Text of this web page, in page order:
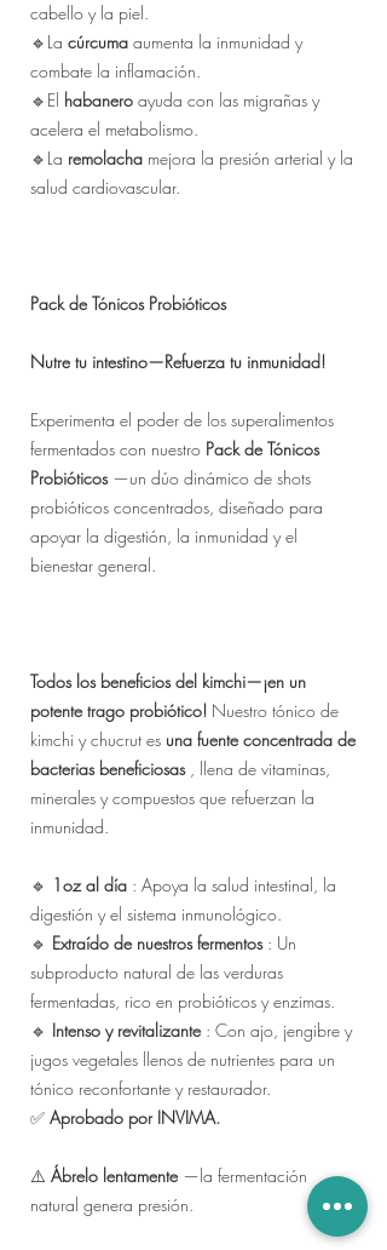
cabello y la piel.
🔹La cúrcuma aumenta la inmunidad y
combate la inflamación.
🔹El habanero ayuda con las migrañas y
acelera el metabolismo.
🔹La remolacha mejora la presión arterial y la
salud cardiovascular.
Pack de Tónicos Probióticos
Nutre tu intestino—Refuerza tu inmunidad!
Experimenta el poder de los superalimentos
fermentados con nuestro Pack de Tónicos
Probióticos—un dúo dinámico de shots
probióticos concentrados, diseñado para
apoyar la digestión, la inmunidad y el
bienestar general.
Todos los beneficios del kimchi—¡en un
potente trago probiótico! Nuestro tónico de
kimchi y chucrut es una fuente concentrada de
bacterias beneficiosas, llena de vitaminas,
minerales y compuestos que refuerzan la
inmunidad.
🔹 1oz al día : Apoya la salud intestinal, la
digestión y el sistema inmunológico.
🔹 Extraído de nuestros fermentos: Un
subproducto natural de las verduras
fermentadas, rico en probióticos y enzimas.
🔹 Intenso y revitalizante: Con ajo, jengibre y
jugos vegetales llenos de nutrientes para un
tónico reconfortante y restaurador.
✅ Aprobado por INVIMA.
⚠️ Ábrelo lentamente—la fermentación
natural genera presión.